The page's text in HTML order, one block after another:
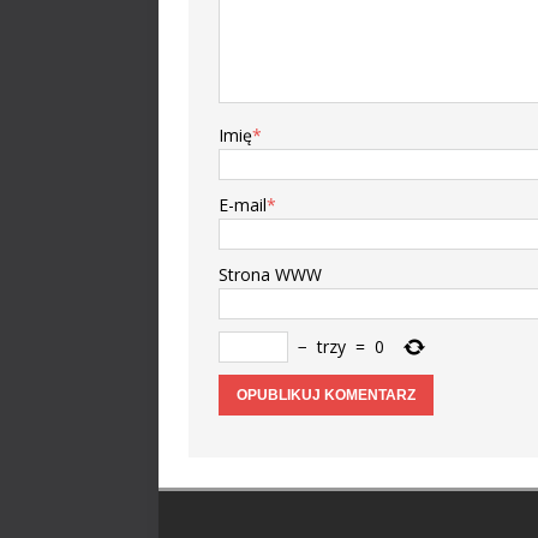
Imię*
E-mail*
Strona WWW
− trzy = 0